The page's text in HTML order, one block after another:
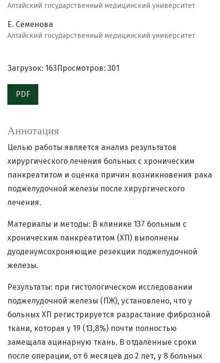
Алтайский государственный медицинский университет
Е. Семенова
Алтайский государственный медицинский университет
Загрузок: 163 Просмотров: 301
PDF
Аннотация
Целью работы является анализ результатов
хирургического лечения больных с хроническим
панкреатитом и оценка причин возникновения рака
поджелудочной железы после хирургического
лечения.
Материалы и методы: В клинике 137 больным с
хроническим панкреатитом (ХП) выполнены
дуоденумсохроняющие резекции поджелудочной
железы.
Результаты: при гистологическом исследовании
поджелудочной железы (ПЖ), установлено, что у
больных ХП регистрируется разрастание фиброзной
ткани, которая у 19 (13,8%) почти полностью
замещала ацинарную ткань. В отдаленные сроки
после операции, от 6 месяцев до 2 лет, у 8 больных